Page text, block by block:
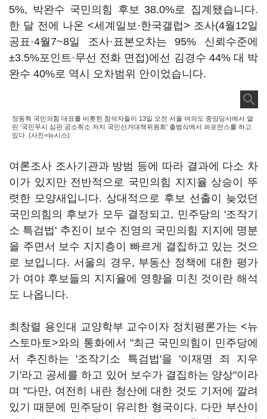
5%, 박완수 국민의힘 후보 38.0%로 집계됐습니다.
한 달 전에 나온 <세계일보·한국갤럽> 조사(4월12일
공표·4월7~8일 조사·표본오차는 95% 신뢰수준에
±3.5%포인트·무선 전화 면접)에선 김경수 44% 대 박
완수 40%로 역시 오차범위 안이었습니다.
장동혁 국민의힘 대표를 비롯한 참석자들이 13일 오전 서울 여의도 중앙당사에서 열
린 '국민무시 심판 공소취소 저지 국민선거대책위원회' 출범식에서 퍼포먼스를 하고
있다. (사진=뉴시스)
여론조사 조사기관과 방범 등에 따라 결과에 다소 차
이가 있지만 전반적으로 국민의힘 지지율 상승이 뚜
렷한 모양새입니다. 상대적으로 후보 선출이 늦었던
국민의힘의 후보가 모두 결정되고, 민주당의 '조작기
소 특검법' 추진이 보수 진영의 국민의힘 지지에 명분
을 주면서 보수 지지층이 빠르게 결집하고 있는 것으
로 보입니다. 서울의 경우, 부동산 정책에 대한 평가
가 여야 후보들의 지지율에 영향을 미친 것이란 해석
도 나옵니다.
최창렬 용인대 교양학부 교수이자 정치평론가는 <뉴
스토마토>와의 통화에서 "최근 국민의힘이 민주당에
서 추진하는 '조작기소 특검법'을 '이재명 죄 지우
기'라고 공세를 하고 있어 보수가 결집하는 양상"이라
며 "다만, 여전히 내란 청산에 대한 것도 기저에 깔려
있기 때문에 민주당이 유리한 형국이다. 다만 부산이